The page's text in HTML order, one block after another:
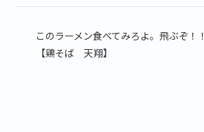
このラーメン食べてみろよ。飛ぶぞ！！
【鶏そば 天翔】